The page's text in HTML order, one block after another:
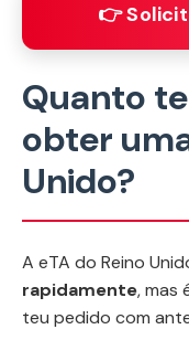
👉
Quanto
obter
Unido?
A eTA do Reino
rapidamente, mas
teu pedido com